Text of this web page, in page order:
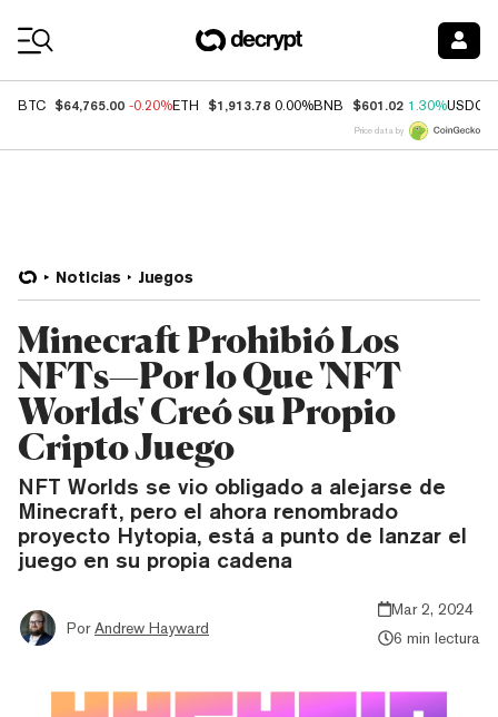
BTC $64,765.00 -0.20%ETH $1,913.78 0.00%BNB $601.02 1.30%USDC
Price data by
Noticias Juegos
Minecraft Prohibió Los
NFTs—Por lo Que 'NFT
Worlds' Creó su Propio
Cripto Juego
NFT Worlds se vio obligado a alejarse de
Minecraft, pero el ahora renombrado
proyecto Hytopia, está a punto de lanzar el
juego en su propia cadena
Por Andrew Hayward
Mar 2, 2024
6 min lectura